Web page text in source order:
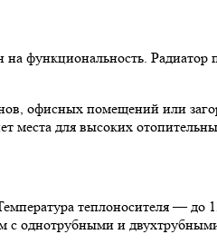
Радиатор
офисных помещений или
места для высоких
теплоносителя — до
с однотрубными и